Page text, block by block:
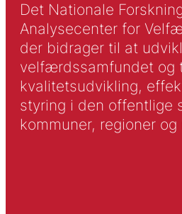
Det Nationale
Analysecenter for
der bidrager til at
velfærdssamfundet og
kvalitetsudvikling,
styring i den offentlige
kommuner, regioner